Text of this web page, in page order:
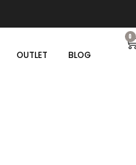
OUTLET BLOG
0